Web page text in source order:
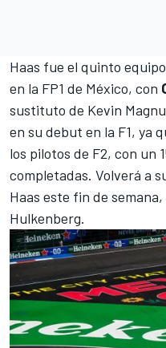
Haas fue el quinto
en la FP1 de México, con
sustituto de Kevin
en su debut en la F1, ya
los pilotos de F2, con un
completadas. Volverá a
Haas este fin de
Hulkenberg.